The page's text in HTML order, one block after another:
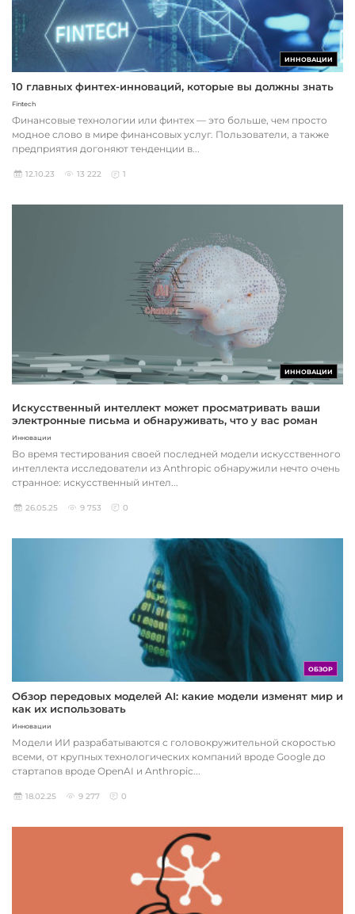
ИННОВАЦИИ
10 главных финтех-инноваций, которые вы должны знать
Fintech
Финансовые технологии или финтех — это больше, чем просто
модное слово в мире финансовых услуг. Пользователи, а также
предприятия догоняют тенденции в...
12.10.23 13 222 1
ИННОВАЦИИ
Искусственный интеллект может просматривать ваши
электронные письма и обнаруживать, что у вас роман
Инновации
Во время тестирования своей последней модели искусственного
интеллекта исследователи из Anthropic обнаружили нечто очень
странное: искусственный интел...
26.05.25 9 753 0
ОБЗОР
Обзор передовых моделей AI: какие модели изменят мир и
как их использовать
Инновации
Модели ИИ разрабатываются с головокружительной скоростью
всеми, от крупных технологических компаний вроде Google до
стартапов вроде OpenAI и Anthropic...
18.02.25 9 277 0